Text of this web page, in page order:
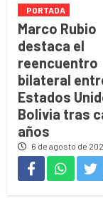
PORTADA
Marco Rubio
destaca el
reencuentro
bilateral
Estados
Bolivia tras
años
6 de agosto de